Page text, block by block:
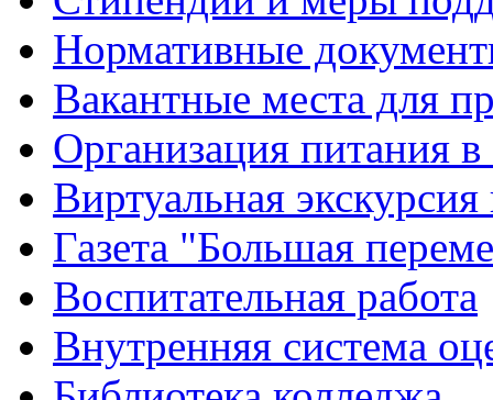
Нормативные
Вакантные места для
Организация питания в
Виртуальная
Газета "Большая
Воспитательная работа
Внутренняя система